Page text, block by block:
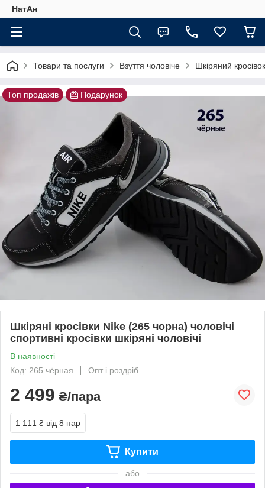
НатАн
Товари та послуги Взуття чоловіче Шкіряний
Топ продажів Подарунок
Шкіряні кросівки Nike (265 чорна) чоловічі
спортивні кросівки шкіряні чоловічі
В наявності
Код: 265 чёрная
Опт і роздріб
2 499 ₴/пара
1 111 ₴ від 8 пар
Купити
або